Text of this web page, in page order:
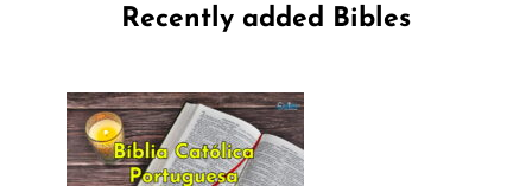
Recently added Bibles